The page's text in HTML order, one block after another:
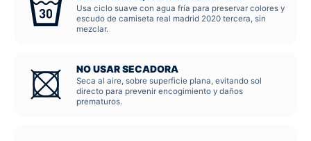
Usa ciclo suave con agua fría para preservar colores y
escudo de camiseta real madrid 2020 tercera, sin
mezclar.
NO USAR SECADORA
Seca al aire, sobre superficie plana, evitando sol
directo para prevenir encogimiento y daños
prematuros.